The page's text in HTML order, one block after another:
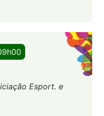
Esport. e